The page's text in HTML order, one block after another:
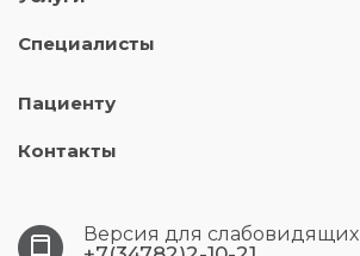
Специалисты
Пациенту
Контакты
Версия для слабовидящих